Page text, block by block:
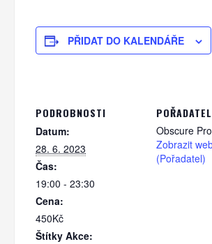
PŘIDAT DO KALENDÁŘE
PODROBNOSTI
Datum:
28. 6. 2023
Čas:
19:00 - 23:30
Cena:
450Kč
Štítky Akce:
POŘADATEL
Obscure
Zobrazit
(Pořadatel)